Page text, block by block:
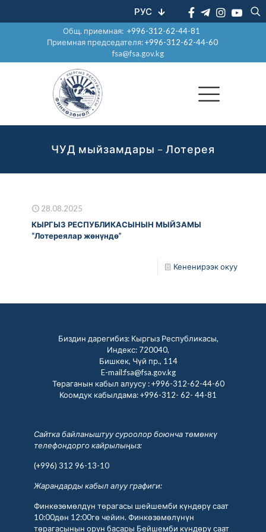
РУС
Общ. приемная:+996-312-62-44-81
Приемная председателя:+996-312-62-44-60
fsa@fsa.gov.kg
ЧУД мыйзамдары – Лотерея
28.08.2025
КЫРГЫЗ РЕСПУБЛИКАСЫНЫН МЫЙЗАМЫ
“Лотереялар жөнүндө”
Кененирээк окуу
Биздин дарегибиз: Кыргыз Республикасы,
Индекс: 720040,
Бишкек, Чүй пр., 114
E-mail:fsa@fsa.gov.kg
Төраганын кабыл алуусу :+996-312-62-44-60
Коомдук кабылдама:+996-312- 62- 44-81
Сайтка байланыштуу суроолор боюнча төмөнкү
телефондорго кайрылыңыз:
(+996) 312 96-13-10
Жарандарды кабыл алуу графиги:
Финкөзөмөлдүн төрагасы шейшемби күндөрү саат
10:00дөн 12:00гө чейин. Финкөзөмөлүнүн
төрагасынын орун басары Бейшемби күндөрү саат